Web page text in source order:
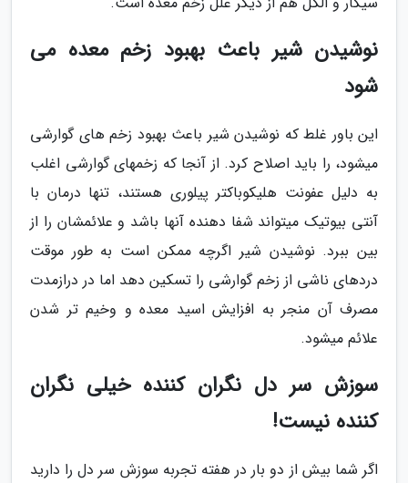
نوشیدن شیر باعث بهبود زخم معده می
شود
این باور غلط که نوشیدن شیر باعث بهبود زخم های گوارشی
میشود، را باید اصلاح کرد. از آنجا که زخمهای گوارشی اغلب
به دلیل عفونت هلیکوباکتر پیلوری هستند، تنها درمان با
آنتی بیوتیک میتواند شفا دهنده آنها باشد و علائمشان را از
بین ببرد. نوشیدن شیر اگرچه ممکن است به طور موقت
دردهای ناشی از زخم گوارشی را تسکین دهد اما در درازمدت
مصرف آن منجر به افزایش اسید معده و وخیم تر شدن
علائم میشود.
سوزش سر دل نگران کننده خیلی نگران
کننده نیست!
اگر شما بیش از دو بار در هفته تجربه سوزش سر دل را دارید